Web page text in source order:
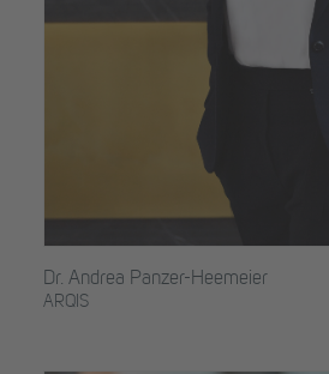
Dr. Andrea Panzer-Heemeier
ARQIS